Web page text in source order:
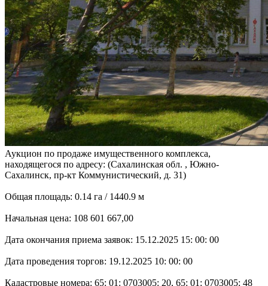
Аукцион по продаже имущественного комплекса,
находящегося по адресу: (Сахалинская обл. , Южно-
Сахалинск, пр-кт Коммунистический, д. 31)
Общая площадь: 0.14 га / 1440.9 м
Начальная цена: 108 601 667,00
Дата окончания приема заявок: 15.12.2025 15: 00: 00
Дата проведения торгов: 19.12.2025 10: 00: 00
Кадастровые номера: 65: 01: 0703005: 20, 65: 01: 0703005: 48